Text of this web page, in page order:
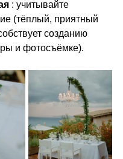
: учитывайте
(тёплый, приятный
созданию
и фотосъёмке).